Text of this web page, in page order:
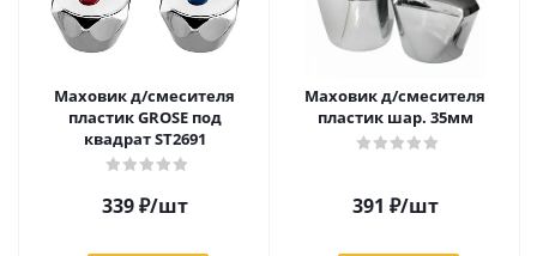
Маховик д/смесителя
пластик GROSE под
квадрат ST2691
339₽/шт
Маховик д/смесителя
пластик шар. 35мм
391 ₽/шт